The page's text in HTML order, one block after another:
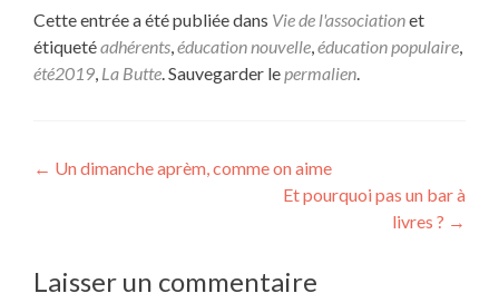
Cette entrée a été publiée dans Vie de l'associationet
étiquetéadhérents,éducation nouvelle,éducation populaire,
été2019, La Butte. Sauvegarder lepermalien.
Navigation
← Un dimanche aprèm, comme on aime
Et pourquoi pas un bar à
livres ? →
Laisser un commentaire